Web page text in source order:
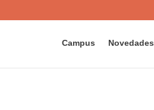
Campus Novedades